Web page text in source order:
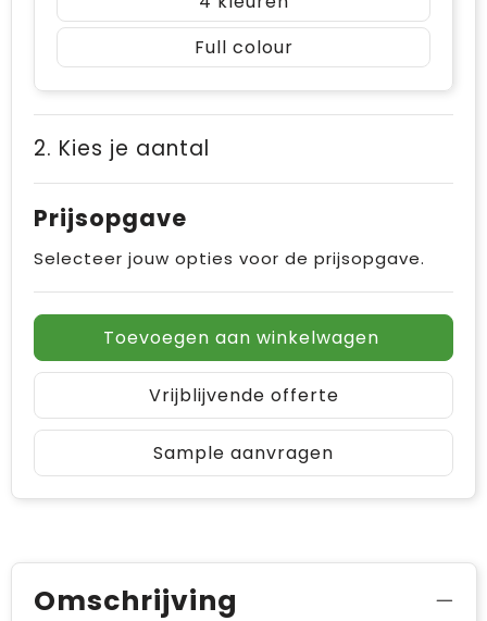
Full colour
2. Kies je aantal
Prijsopgave
Selecteer jouw opties voor de prijsopgave.
Toevoegen aan winkelwagen
Vrijblijvende offerte
Sample aanvragen
Omschrijving